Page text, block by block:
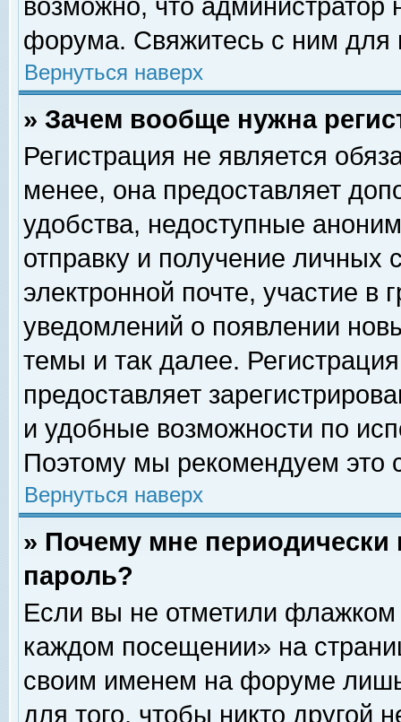
возможно, что
форума. Свяжитесь с ним для
Вернуться наверх
» Зачем вообще нужна
Регистрация не является
менее, она предоставляет
удобства, недоступные
отправку и получение личных
электронной почте, участие в
уведомлений о появлении
темы и так далее.
предоставляет
и удобные возможности по
Поэтому мы рекомендуем это
Вернуться наверх
» Почему мне
пароль?
Если вы не отметили флажком
каждом посещении» на
своим именем на форуме
для того, чтобы никто другой